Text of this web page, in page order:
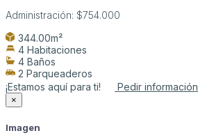
Administración: $754.000
344.00m²
4 Habitaciones
4 Baños
2 Parqueaderos
¡Estamos aquí para ti!
Pedir información
×
Imagen